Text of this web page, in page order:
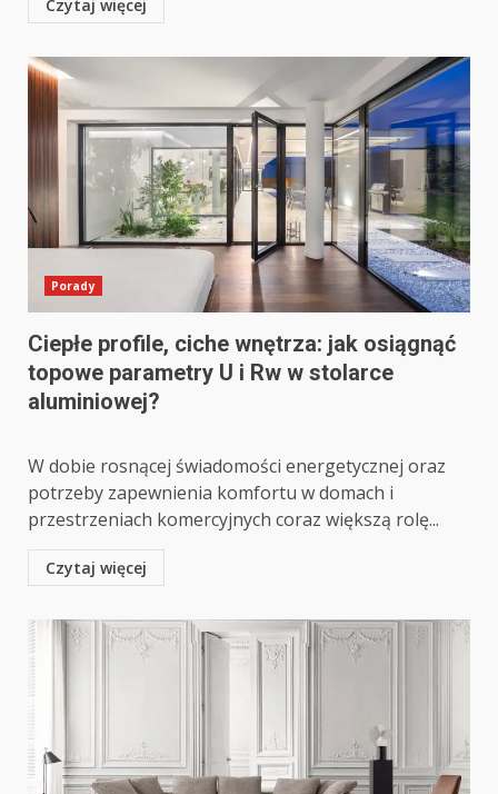
Czytaj więcej
Porady
Ciepłe profile, ciche wnętrza: jak osiągnąć
topowe parametry U i Rw w stolarce
aluminiowej?
W dobie rosnącej świadomości energetycznej oraz
potrzeby zapewnienia komfortu w domach i
przestrzeniach komercyjnych coraz większą rolę...
Czytaj więcej